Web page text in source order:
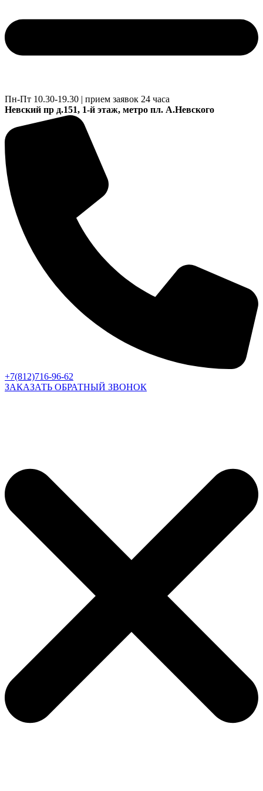
Пн-Пт 10.30-19.30 | прием заявок 24 часа
Невский пр д.151, 1-й этаж, метро пл. А.Невского
+7(812)716-96-62
ЗАКАЗАТЬ ОБРАТНЫЙ ЗВОНОК